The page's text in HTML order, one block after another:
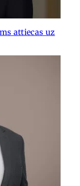
attiecas uz